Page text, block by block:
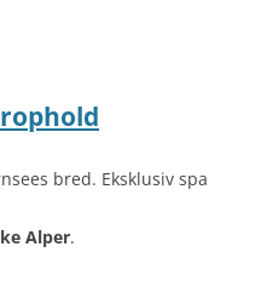
bred. Eksklusiv spa
Alper.